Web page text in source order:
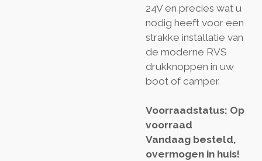
24V en precies wat u
nodig heeft voor een
strakke installatie van
de moderne RVS
drukknoppen in uw
boot of camper.
Voorraadstatus: Op
voorraad
Vandaag besteld,
overmogen in huis!